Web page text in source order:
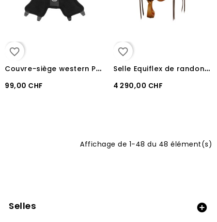
favorite_border
C
ouvre-siège western Pool's gel-in Dri-Lex 10 mm
99,00 CHF
favorite_border
S
elle Equiflex de randonnée N°180
4 290,00 CHF
Affichage de 1-48 du 48 élément(s)
Selles 